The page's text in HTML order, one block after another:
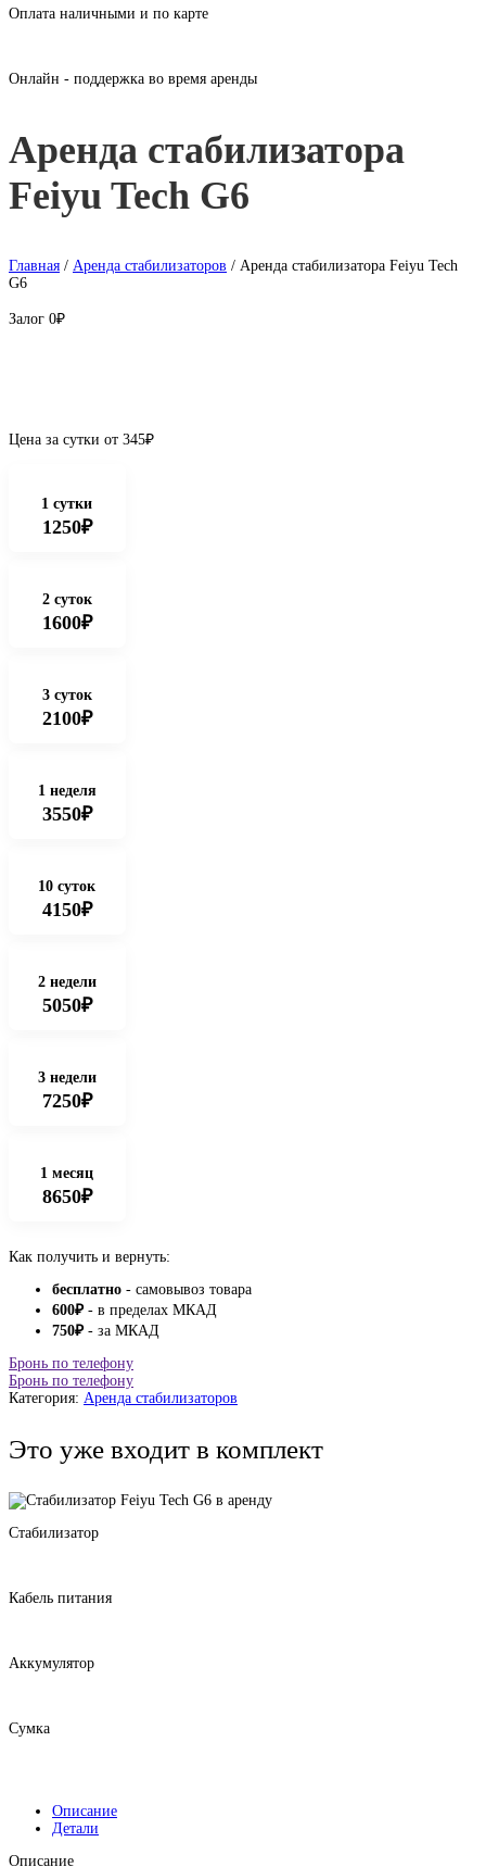
Оплата наличными и по карте
Онлайн - поддержка во время аренды
Аренда стабилизатора
Feiyu Tech G6
Главная / Аренда стабилизаторов / Аренда стабилизатора Feiyu Tech
G6
Залог 0₽
Цена за сутки от 345₽
1 сутки
1250₽
2 суток
1600₽
3 суток
2100₽
1 неделя
3550₽
10 суток
4150₽
2 недели
5050₽
3 недели
7250₽
1 месяц
8650₽
Как получить и вернуть:
бесплатно - самовывоз товара
600₽- в пределах МКАД
750₽- за МКАД
Бронь по телефону
Бронь по телефону
Категория: Аренда стабилизаторов
Это уже входит в комплект
Стабилизатор
Кабель питания
Аккумулятор
Сумка
Описание
Детали
Описание